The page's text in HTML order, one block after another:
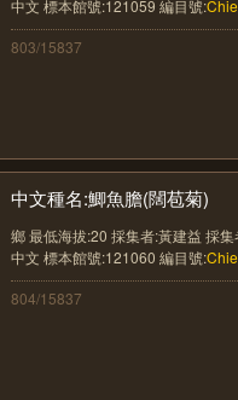
中文 標本館號:121059 編目號:
803/15837
中文種名:鯽魚膽(闊苞菊)
鄉 最低海拔:20 採集者:黃建益 採
中文 標本館號:121060 編目號:
804/15837